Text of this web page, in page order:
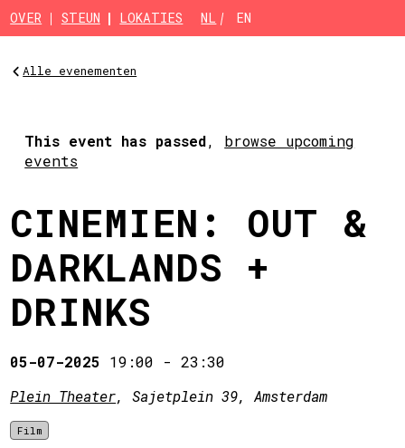
Skip to main content
OVER STEUN LOKATIES NL EN
Alle evenementen
This event has passed, browse upcoming
events
CINEMIEN: OUT &
DARKLANDS +
DRINKS
05-07-2025 19:00 -23:30
Plein Theater, Sajetplein 39, Amsterdam
Film